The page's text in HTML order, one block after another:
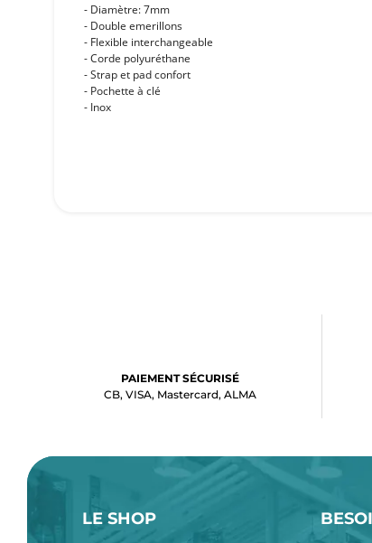
- Diamètre: 7mm
- Double emerillons
- Flexible interchangeable
- Corde polyuréthane
- Strap et pad confort
- Pochette à clé
- Inox
PAIEMENT SÉCURISÉ
CB, VISA, Mastercard, ALMA
LE SHOP